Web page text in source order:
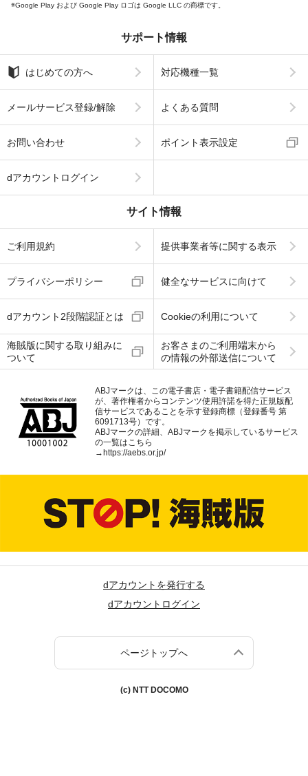
Google Play および Google Play ロゴは Google LLC の商標です。
サポート情報
はじめての方へ 対応機種一覧
メールサービス登録/解除 よくある質問
お問い合わせ ポイント表示設定
dアカウントログイン
サイト情報
ご利用規約 提供事業者等に関する表示
プライバシーポリシー 健全なサービスに向けて
dアカウント2段階認証とは Cookieの利用について
海賊版に関する取り組みに
ついて
お客さまのご利用端末から
の情報の外部送信について
ABJマークは、この電子書店・電子書籍配信サービス
が、著作権者からコンテンツ使用許諾を得た正規版配
信サービスであることを示す登録商標（登録番号 第
6091713号）です。
ABJマークの詳細、ABJマークを掲示しているサービス
の一覧はこちら
→https://aebs.or.jp/
dアカウントを発行する
dアカウントログイン
ページトップへ
(c) NTT DOCOMO